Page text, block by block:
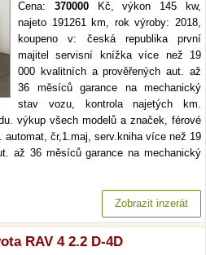
Cena: 370000Kč, výkon 145 kw,
najeto 191261 km, rok výroby: 2018,
koupeno v: česká republika první
majitel servisní knížka více než 19
000 kvalitních a prověřených aut. až
36 měsíců garance na mechanický
stav vozu, kontrola najetých km.
výkup všech modelů a značek, férové
čr,1.maj, serv.kniha více než 19
až 36 měsíců garance na mechanický
Zobrazit inzerát
RAV 4 2.2 D-4D